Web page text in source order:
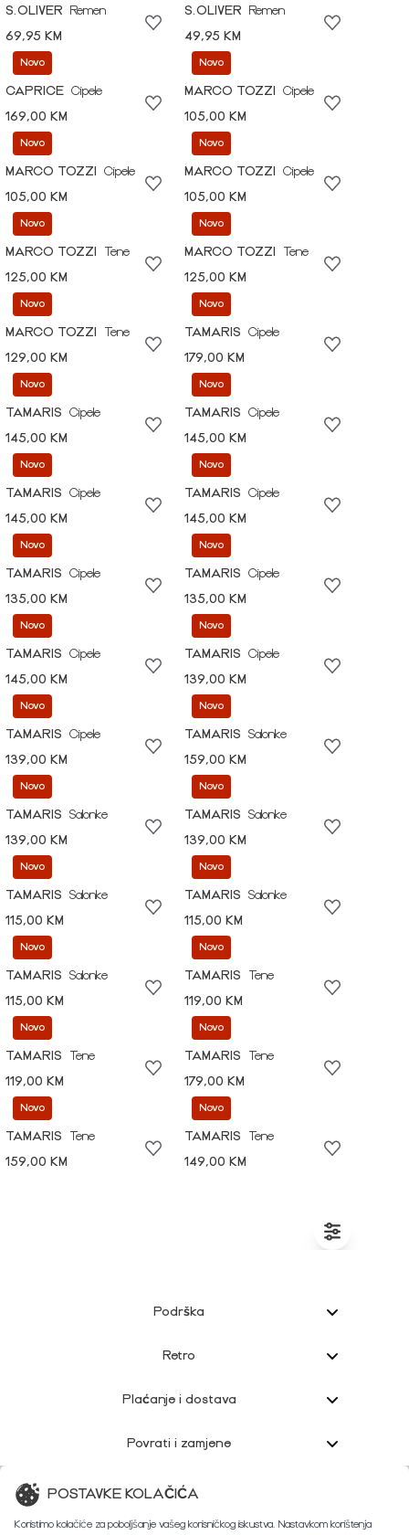
S.OLIVER
Remen
69,95 KM
S.OLIVER
Remen
49,95 KM
Novo
CAPRICE Cipele
169,00 KM
Novo
MARCO TOZZI
Cipele
105,00 KM
Novo
MARCO TOZZI
Cipele
105,00 KM
Novo
MARCO TOZZI
Cipele
105,00 KM
Novo
MARCO TOZZI
Tene
125,00 KM
Novo
MARCO TOZZI
Tene
125,00 KM
Novo
MARCO TOZZI
Tene
129,00 KM
Novo
TAMARIS
Cipele
179,00 KM
Novo
TAMARIS
Cipele
145,00 KM
Novo
TAMARIS
Cipele
145,00 KM
Novo
TAMARIS
Cipele
145,00 KM
Novo
TAMARIS
Cipele
145,00 KM
Novo
TAMARIS
Cipele
135,00 KM
Novo
TAMARIS
Cipele
135,00 KM
Novo
TAMARIS
Cipele
145,00 KM
Novo
TAMARIS
Cipele
139,00 KM
Novo
TAMARIS
Cipele
139,00 KM
Novo
TAMARIS
Salonke
159,00 KM
Novo
TAMARIS
Salonke
139,00 KM
Novo
TAMARIS
Salonke
139,00 KM
Novo
TAMARIS
Salonke
115,00 KM
Novo
TAMARIS
Salonke
115,00 KM
Novo
TAMARIS
Salonke
115,00 KM
Novo
TAMARIS
Tene
119,00 KM
Novo
TAMARIS
Tene
119,00 KM
Novo
TAMARIS
Tene
179,00 KM
Novo
TAMARIS
Tene
159,00 KM
Novo
TAMARIS
Tene
149,00 KM
Podrška
Retro
Plaćanje i dostava
Povrati i zamjene
Korisnička podrška
POSTAVKE KOLAČIĆA
Koristimo kolačiće za poboljšanje vašeg korisničkog iskustva. Nastavkom korištenja